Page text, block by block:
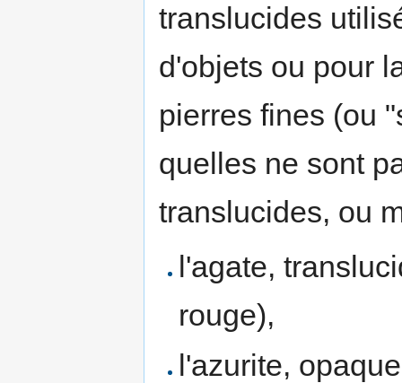
translucides
d'objets ou pour
pierres fines (ou
quelles ne sont
translucides, ou
l'agate,
rouge),
l'azurite,